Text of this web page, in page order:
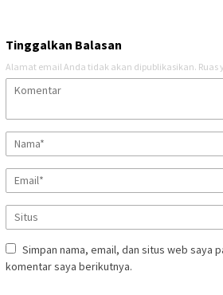
Tinggalkan Balasan
Alamat email Anda tidak akan dipublikasikan. Ruas
Simpan nama, email, dan situs web saya
komentar saya berikutnya.